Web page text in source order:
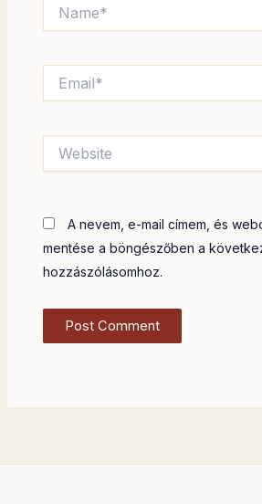
A nevem, e-mail címem, és
mentése a böngészőben a
hozzászólásomhoz.